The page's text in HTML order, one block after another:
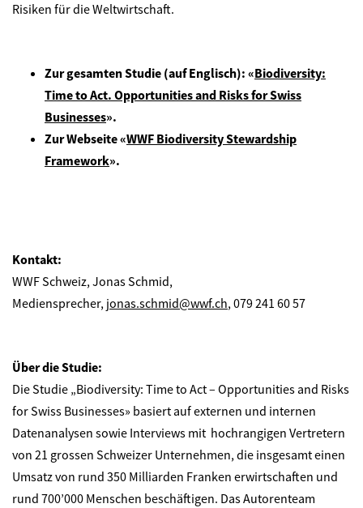
Risiken für die Weltwirtschaft.
Zur gesamten Studie (auf Englisch): «Biodiversity:
Time to Act. Opportunities and Risks for Swiss
Businesses».
Zur Webseite «WWF Biodiversity Stewardship
Framework».
Kontakt:
WWF Schweiz, Jonas Schmid,
Mediensprecher, jonas.schmid@wwf.ch, 079 241 60 57
Über die Studie:
Die Studie „Biodiversity: Time to Act – Opportunities and Risks
for Swiss Businesses» basiert auf externen und internen
Datenanalysen sowie Interviews mit hochrangigen Vertretern
von 21 grossen Schweizer Unternehmen, die insgesamt einen
Umsatz von rund 350 Milliarden Franken erwirtschaften und
rund 700’000 Menschen beschäftigen. Das Autorenteam